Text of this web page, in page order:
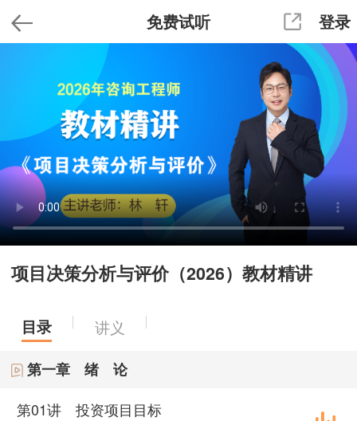
免费试听 登录
项目决策分析与评价（2026）教材精讲
目录 讲义
第一章 绪 论
第01讲 投资项目目标